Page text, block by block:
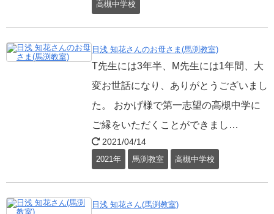
高槻中学校
日浅 知花さんのお母さま(馬渕教室)
T先生には3年半、M先生には1年間、大
変お世話になり、ありがとうございまし
た。 おかげ様で第一志望の高槻中学に
ご縁をいただくことができまし…
2021/04/14
2021年 馬渕教室 高槻中学校
日浅 知花さん(馬渕教室)